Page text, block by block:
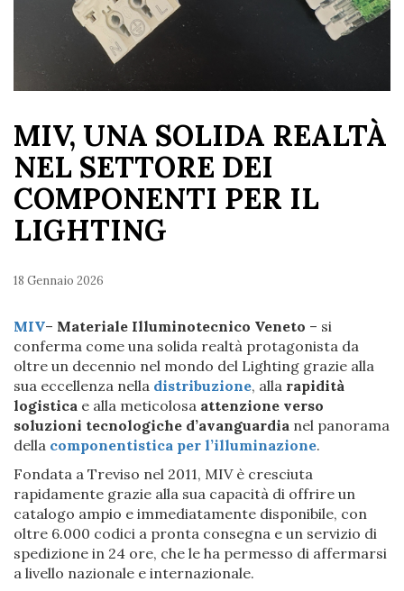
MIV, UNA SOLIDA REALTÀ
NEL SETTORE DEI
COMPONENTI PER IL
LIGHTING
18 Gennaio 2026
MIV– Materiale Illuminotecnico Veneto – si
conferma come una solida realtà protagonista da
oltre un decennio nel mondo del Lighting grazie alla
sua eccellenza nella distribuzione, alla rapidità
logistica e alla meticolosa attenzione verso
soluzioni tecnologiche d’avanguardia nel panorama
della componentistica per l’illuminazione.
Fondata a Treviso nel 2011, MIV è cresciuta
rapidamente grazie alla sua capacità di offrire un
catalogo ampio e immediatamente disponibile, con
oltre 6.000 codici a pronta consegna e un servizio di
spedizione in 24 ore, che le ha permesso di affermarsi
a livello nazionale e internazionale.